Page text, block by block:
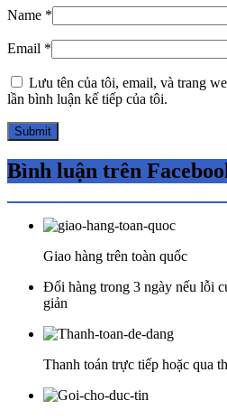
Name *
Email *
Lưu tên của tôi, email, và trang
lần bình luận kế tiếp của tôi.
Bình luận trên
Giao hàng trên toàn quốc
Đổi hàng trong 3 ngày nếu lỗi
giản
Thanh toán trực tiếp hoặc qua